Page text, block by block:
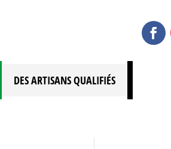
DES ARTISANS QUALIFIÉS